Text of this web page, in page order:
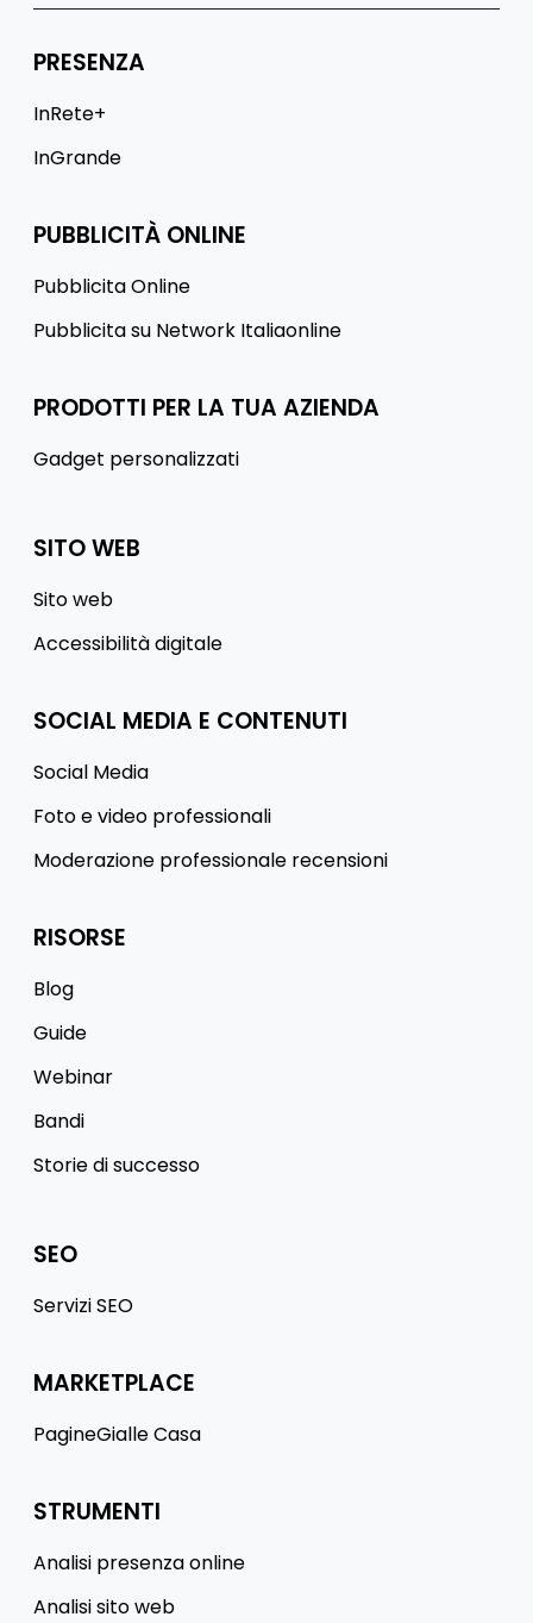
PRESENZA
InRete+
InGrande
PUBBLICITÀ ONLINE
Pubblicita Online
Pubblicita su Network Italiaonline
PRODOTTI PER LA TUA AZIENDA
Gadget personalizzati
SITO WEB
Sito web
Accessibilità digitale
SOCIAL MEDIA E CONTENUTI
Social Media
Foto e video professionali
Moderazione professionale recensioni
RISORSE
Blog
Guide
Webinar
Bandi
Storie di successo
SEO
Servizi SEO
MARKETPLACE
PagineGialle Casa
STRUMENTI
Analisi presenza online
Analisi sito web